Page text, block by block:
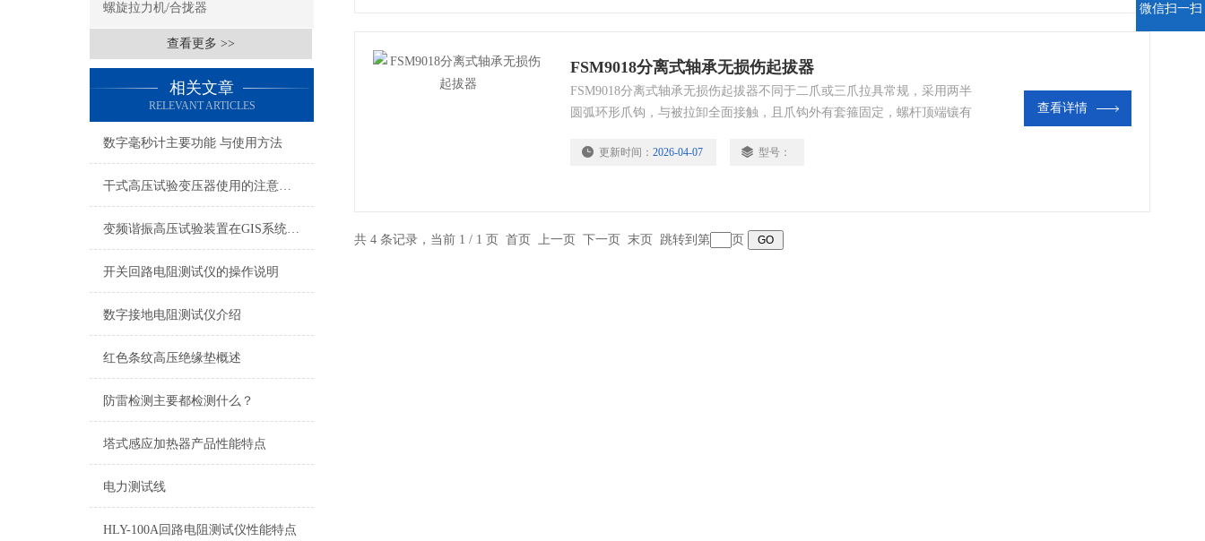
螺旋拉力机/合拢器
查看更多 >>
相关文章
RELEVANT ARTICLES
数字毫秒计主要功能 与使用方法
干式高压试验变压器使用的注意事项
变频谐振高压试验装置在GIS系统中的应用
开关回路电阻测试仪的操作说明
数字接地电阻测试仪介绍
红色条纹高压绝缘垫概述
防雷检测主要都检测什么？
塔式感应加热器产品性能特点
电力测试线
HLY-100A回路电阻测试仪性能特点
FSM9018分离式轴承无损伤起拔器
FSM9018分离式轴承无损伤起拔器不同于二爪或三爪拉具常规，采用两半
圆弧环形爪钩，与被拉卸全面接触，且爪钩外有套箍固定，螺杆顶端镶有
间隙特小的场合。同时，也可用于外径在其范围内的短圆柱体齿轮、联轴
更新时间： 2026-04-07 型号：
查看详情
共 4 条记录，当前 1 / 1 页 首页 上一页 下一页 末页 跳转到第 页
微信扫一扫